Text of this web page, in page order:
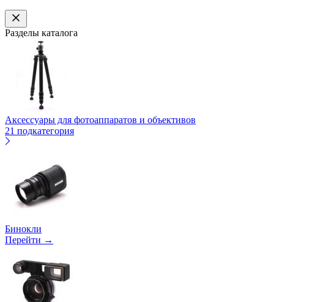
Разделы каталога
Аксессуары для фотоаппаратов и объективов
21 подкатегория
Бинокли
Перейти →